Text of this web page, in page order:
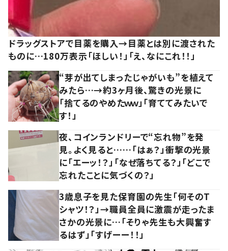
ドラッグストアで目薬を購入→目薬とは別に渡された
ものに…180万表示「ほしい！」「え、なにこれ！！」
“芽が出てしまったじゃがいも”を植えて
みたら…→約3ヶ月後、驚きの光景に
「捨てるのやめたｗｗ」「育ててみたいで
す！」
夜、コインランドリーで“忘れ物”を発
見。よく見ると……「はぁ？」衝撃の光景
に「エーッ！？」「なぜ落ちてる？」「どこで
忘れたことに気づくの？」
3歳息子を見た保育園の先生「何そのT
シャツ！？」→職員全員に激震が走ったま
さかの光景に…「そりゃ先生も大興奮す
るはず」「すげーー！！」